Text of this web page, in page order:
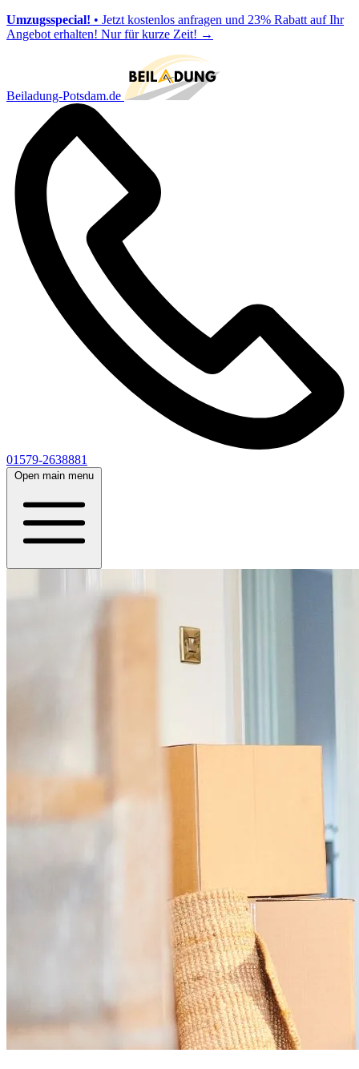
Umzugsspecial! • Jetzt kostenlos anfragen und 23% Rabatt auf Ihr
Angebot erhalten! Nur für kurze Zeit! →
Beiladung-Potsdam.de
01579-2638881
Open main menu